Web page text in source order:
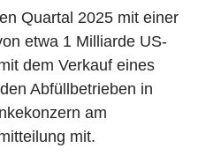
Quartal 2025 mit einer
etwa 1 Milliarde US-
dem Verkauf eines
Abfüllbetrieben in
am
mit.